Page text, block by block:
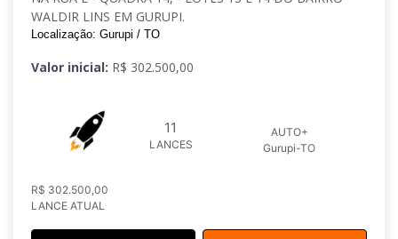
WALDIR LINS EM GURUPI.
Localização: Gurupi / TO
Valor inicial: R$ 302.500,00
11
LANCES
AUTO+
Gurupi-TO
R$ 302.500,00
LANCE ATUAL